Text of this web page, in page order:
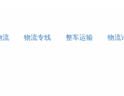
流 物流专线 整车运输 物流